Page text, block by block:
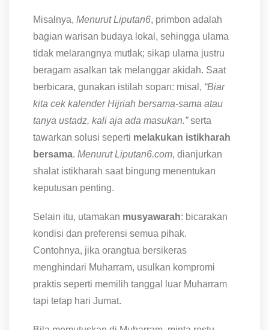
Misalnya, Menurut Liputan6, primbon adalah
bagian warisan budaya lokal, sehingga ulama
tidak melarangnya mutlak; sikap ulama justru
beragam asalkan tak melanggar akidah. Saat
berbicara, gunakan istilah sopan: misal, “Biar
kita cek kalender Hijriah bersama-sama atau
tanya ustadz, kali aja ada masukan.”serta
tawarkan solusi seperti melakukan istikharah
bersama. Menurut Liputan6.com, dianjurkan
shalat istikharah saat bingung menentukan
keputusan penting.
Selain itu, utamakan musyawarah: bicarakan
kondisi dan preferensi semua pihak.
Contohnya, jika orangtua bersikeras
menghindari Muharram, usulkan kompromi
praktis seperti memilih tanggal luar Muharram
tapi tetap hari Jumat.